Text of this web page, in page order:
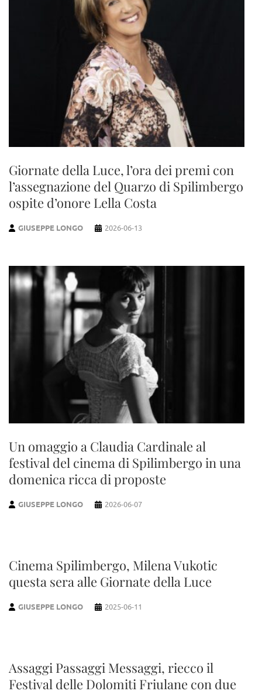
Giornate della Luce, l’ora dei premi con
l’assegnazione del Quarzo di Spilimbergo
ospite d’onore Lella Costa
GIUSEPPE LONGO 2026-06-13
Un omaggio a Claudia Cardinale al
festival del cinema di Spilimbergo in una
domenica ricca di proposte
GIUSEPPE LONGO 2026-06-07
Cinema Spilimbergo, Milena Vukotic
questa sera alle Giornate della Luce
GIUSEPPE LONGO 2025-06-11
Assaggi Passaggi Messaggi, riecco il
Festival delle Dolomiti Friulane con due